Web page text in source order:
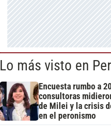
Lo más visto en
Encuesta rumbo a
consultoras
de Milei y la crisis
en el peronismo